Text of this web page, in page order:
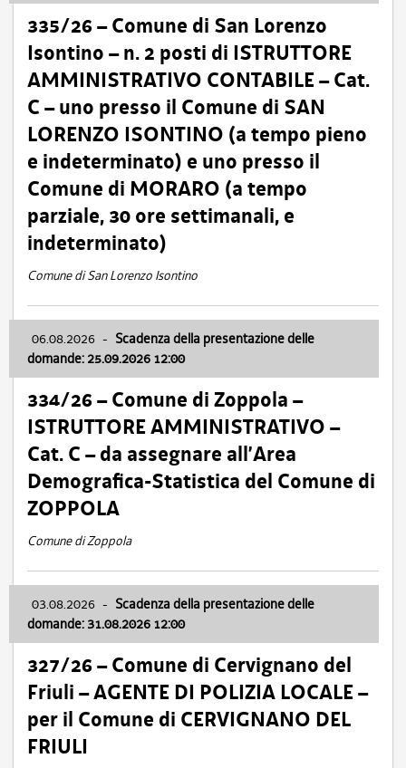
335/26 – Comune di San Lorenzo
Isontino – n. 2 posti di ISTRUTTORE
AMMINISTRATIVO CONTABILE – Cat.
C – uno presso il Comune di SAN
LORENZO ISONTINO (a tempo pieno
e indeterminato) e uno presso il
Comune di MORARO (a tempo
parziale, 30 ore settimanali, e
indeterminato)
Comune di San Lorenzo Isontino
06.08.2026 - Scadenza della presentazione delle
domande: 25.09.2026 12:00
334/26 – Comune di Zoppola –
ISTRUTTORE AMMINISTRATIVO –
Cat. C – da assegnare all’Area
Demografica-Statistica del Comune di
ZOPPOLA
Comune di Zoppola
03.08.2026 - Scadenza della presentazione delle
domande: 31.08.2026 12:00
327/26 – Comune di Cervignano del
Friuli – AGENTE DI POLIZIA LOCALE –
per il Comune di CERVIGNANO DEL
FRIULI